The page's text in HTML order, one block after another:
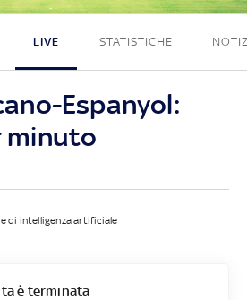
LIVE STATISTICHE
Espanyol:
minuto
di intelligenza artificiale
è terminata